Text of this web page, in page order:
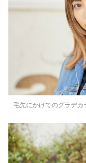
毛先にかけてのグラデカ